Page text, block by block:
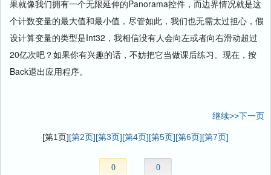
果就像我们拥有一个无限延伸的Panorama控件，而边界情况就是这
个计数变量的最大值和最小值，尽管如此，我们也无需太过担心，假
设计算变量的类型是Int32，我相信没有人会向左或者向右滑动超过
20亿次吧？如果你有兴趣的话，不妨把它当做课后练习。现在，按
Back退出应用程序。
继续>>下一页
[第1页][第2页][第3页][第4页][第5页][第6页][第7页]
0 0